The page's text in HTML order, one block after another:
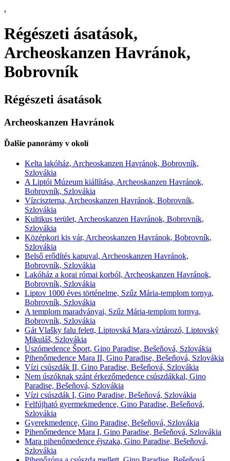
.
Régészeti ásatások,
Archeoskanzen Havránok,
Bobrovník
Régészeti ásatások
Archeoskanzen Havránok
Ďalšie panorámy v okolí
Kelta lakóház, Archeoskanzen Havránok, Bobrovník,
Szlovákia
A Liptói Múzeum kiállítása, Archeoskanzen Havránok,
Bobrovník, Szlovákia
Vízciszterna, Archeoskanzen Havránok, Bobrovník,
Szlovákia
Kultikus terület, Archeoskanzen Havránok, Bobrovník,
Szlovákia
Középkori kis vár, Archeoskanzen Havránok, Bobrovník,
Szlovákia
Belső erődítés kapuval, Archeoskanzen Havránok,
Bobrovník, Szlovákia
Lakóház a korai római korból, Archeoskanzen Havránok,
Bobrovník, Szlovákia
Liptov 1000 éves történelme, Szűz Mária-templom tornya,
Bobrovník, Szlovákia
A templom maradványai, Szűz Mária-templom tornya,
Bobrovník, Szlovákia
Gát Vlašky falu felett, Liptovská Mara-víztározó, Liptovský
Mikuláš, Szlovákia
Úszómedence Šport, Gino Paradise, Bešeňová, Szlovákia
Pihenőmedence Mara II, Gino Paradise, Bešeňová, Szlovákia
Vízi csúszdák II, Gino Paradise, Bešeňová, Szlovákia
Nem úszóknak szánt érkezőmedence csúszdákkal, Gino
Paradise, Bešeňová, Szlovákia
Vízi csúszdák I, Gino Paradise, Bešeňová, Szlovákia
Felfújható gyermekmedence, Gino Paradise, Bešeňová,
Szlovákia
Gyerekmedence, Gino Paradise, Bešeňová, Szlovákia
Pihenőmedence Mara I, Gino Paradise, Bešeňová, Szlovákia
Mara pihenőmedence éjszaka, Gino Paradise, Bešeňová,
Szlovákia